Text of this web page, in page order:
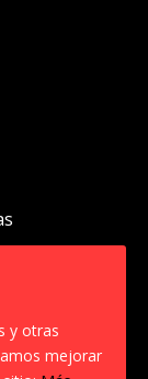
y otras
mejorar